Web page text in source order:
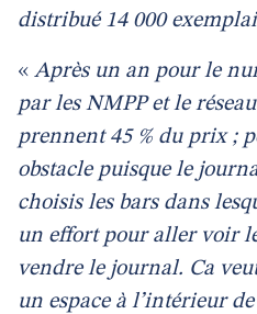
distribué 14 000
« Après un an pour le
par les NMPP et le
prennent 45 % du prix ;
obstacle puisque le
choisis les bars dans
un effort pour aller voir
vendre le journal. Ca
un espace à l’intérieur de